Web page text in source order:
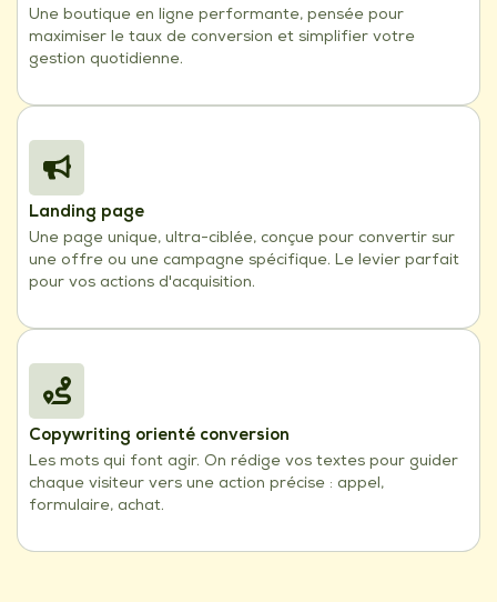
Une boutique en ligne performante, pensée pour
maximiser le taux de conversion et simplifier votre
gestion quotidienne.
Landing page
Une page unique, ultra-ciblée, conçue pour convertir sur
une offre ou une campagne spécifique. Le levier parfait
pour vos actions d'acquisition.
Copywriting orienté conversion
Les mots qui font agir. On rédige vos textes pour guider
chaque visiteur vers une action précise : appel,
formulaire, achat.